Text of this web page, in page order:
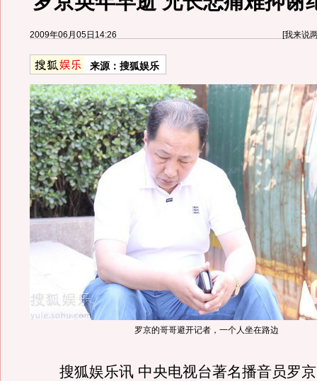
2009年06月05日14:26 [我来说
来源： 搜狐娱乐
罗京的哥哥避开记者，一个人坐在路边
搜狐娱乐讯 中央电视台著名播音员罗京